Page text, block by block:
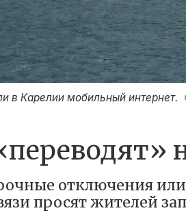
в Карелии мобильный интернет.
отключения
просят жителей